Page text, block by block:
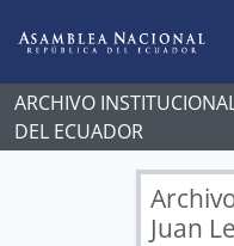
ARCHIVO
DEL ECUADOR
Juan